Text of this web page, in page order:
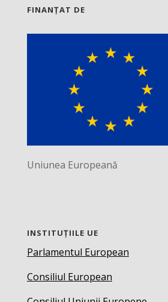
FINANȚAT DE
Uniunea Europeană
INSTITUȚIILE UE
Parlamentul European
Consiliul European